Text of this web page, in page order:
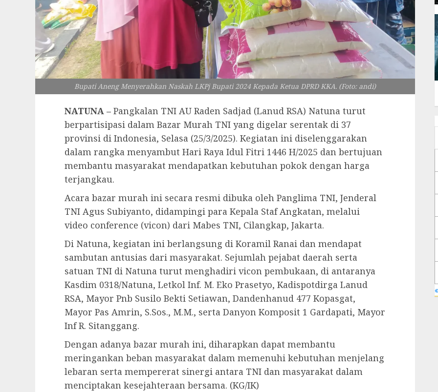
Bupati Aneng Menyerahkan Naskah LKPj Bupati 2024 Kepada Ketua DPRD KKA. (Foto: andi)
NATUNA – Pangkalan TNI AU Raden Sadjad (Lanud RSA) Natuna turut
berpartisipasi dalam Bazar Murah TNI yang digelar serentak di 37
provinsi di Indonesia, Selasa (25/3/2025). Kegiatan ini diselenggarakan
dalam rangka menyambut Hari Raya Idul Fitri 1446 H/2025 dan bertujuan
membantu masyarakat mendapatkan kebutuhan pokok dengan harga
terjangkau.
Acara bazar murah ini secara resmi dibuka oleh Panglima TNI, Jenderal
TNI Agus Subiyanto, didampingi para Kepala Staf Angkatan, melalui
video conference (vicon) dari Mabes TNI, Cilangkap, Jakarta.
Di Natuna, kegiatan ini berlangsung di Koramil Ranai dan mendapat
sambutan antusias dari masyarakat. Sejumlah pejabat daerah serta
satuan TNI di Natuna turut menghadiri vicon pembukaan, di antaranya
Kasdim 0318/Natuna, Letkol Inf. M. Eko Prasetyo, Kadispotdirga Lanud
RSA, Mayor Pnb Susilo Bekti Setiawan, Dandenhanud 477 Kopasgat,
Mayor Pas Amrin, S.Sos., M.M., serta Danyon Komposit 1 Gardapati, Mayor
Inf R. Sitanggang.
Dengan adanya bazar murah ini, diharapkan dapat membantu
meringankan beban masyarakat dalam memenuhi kebutuhan menjelang
lebaran serta mempererat sinergi antara TNI dan masyarakat dalam
menciptakan kesejahteraan bersama. (KG/IK)